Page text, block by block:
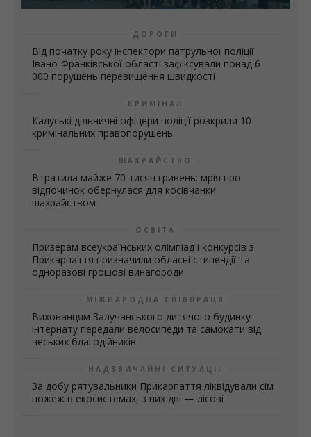
ДОРОГИ
Від початку року інспектори патрульної поліції
Івано-Франківської області зафіксували понад 6
000 порушень перевищення швидкості
КРИМІНАЛ
Калуські дільничні офіцери поліції розкрили 10
кримінальних правопорушень
ШАХРАЙСТВО
Втратила майже 70 тисяч гривень: мрія про
відпочинок обернулася для косівчанки
шахрайством
ОСВІТА
Призерам всеукраїнських олімпіад і конкурсів з
Прикарпаття призначили обласні стипендії та
одноразові грошові винагороди
МІЖНАРОДНА СПІВПРАЦЯ
Вихованцям Залучанського дитячого будинку-
інтернату передали велосипеди та самокати від
чеських благодійників
НАДЗВИЧАЙНІ СИТУАЦІЇ
За добу рятувальники Прикарпаття ліквідували сім
пожеж в екосистемах, з них дві — лісові